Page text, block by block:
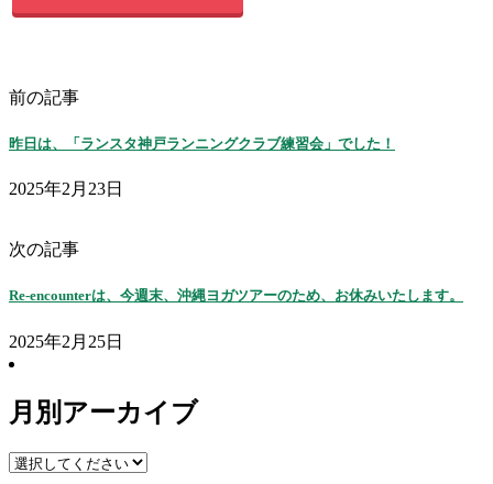
前の記事
昨日は、「ランスタ神戸ランニングクラブ練習会」でした！
2025年2月23日
次の記事
Re-encounterは、今週末、沖縄ヨガツアーのため、お休みいたします。
2025年2月25日
月別アーカイブ